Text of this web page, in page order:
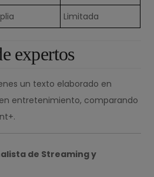
Limitada
expertos
un texto elaborado en
entretenimiento, comparando
de Streaming y